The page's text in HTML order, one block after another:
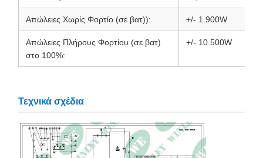
Απώλειες Χωρίς Φορτίο (σε βατ)): +/- 1.900W
Απώλειες Πλήρους Φορτίου (σε βατ)
στο 100%:
+/- 10.500W
Τεχνικά σχέδια